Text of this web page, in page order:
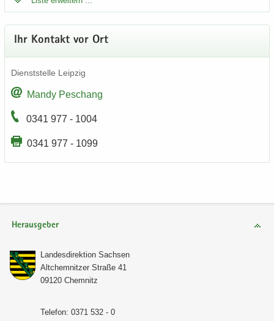
Ihr Kon­takt vor Ort
Dienst­stel­le Leip­zig
Mandy Peschang
0341 977 - 1004
0341 977 - 1099
Herausgeber
Lan­des­di­rek­ti­on Sach­sen
Alt­chem­nit­zer Stra­ße 41
09120 Chem­nitz
Te­le­fon: 0371 532 - 0